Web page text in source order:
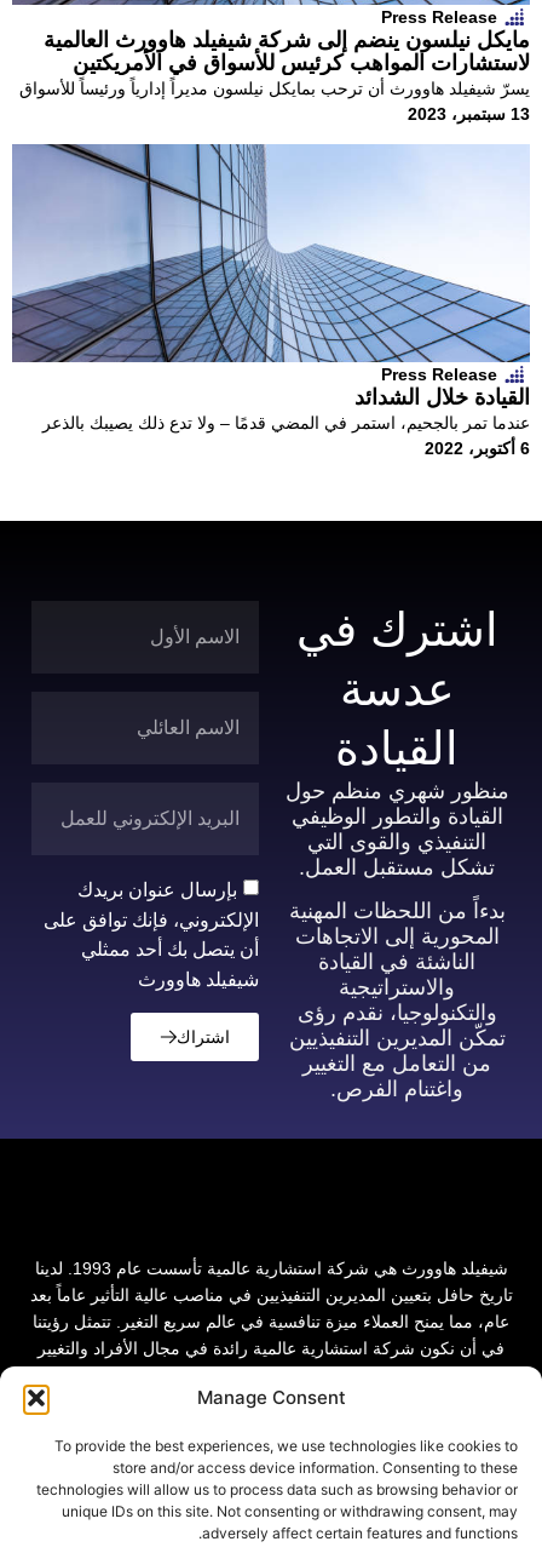
Manage Consent
To provide the best experiences, we use technologies like cookies to
store and/or access device information. Consenting to these
technologies will allow us to process data such as browsing behavior or
unique IDs on this site. Not consenting or withdrawing consent, may
adversely affect certain features and functions.
Press Release
مايكل نيلسون ينضم إلى شركة شيفيلد هاوورث العالمية
لاستشارات المواهب كرئيس للأسواق في الأمريكتين
يسرّ شيفيلد هاوورث أن ترحب بمايكل نيلسون مديراً إدارياً ورئيساً للأسواق
في الأمريكتين,
13 سبتمبر، 2023
Press Release
القيادة خلال الشدائد
عندما تمر بالجحيم، استمر في المضي قدمًا – ولا تدع ذلك يصيبك بالذعر
6 أكتوبر، 2022
اشترك في
عدسة
القيادة
منظور شهري منظم حول
القيادة والتطور الوظيفي
التنفيذي والقوى التي
تشكل مستقبل العمل.
بدءاً من اللحظات المهنية
المحورية إلى الاتجاهات
الناشئة في القيادة
والاستراتيجية
والتكنولوجيا، نقدم رؤى
تمكّن المديرين التنفيذيين
من التعامل مع التغيير
واغتنام الفرص.
بإرسال عنوان بريدك
الإلكتروني، فإنك توافق على
أن يتصل بك أحد ممثلي
شيفيلد هاوورث
اشتراك
شيفيلد هاوورث هي شركة استشارية عالمية تأسست عام 1993. لدينا
تاريخ حافل بتعيين المديرين التنفيذيين في مناصب عالية التأثير عاماً بعد
عام، مما يمنح العملاء ميزة تنافسية في عالم سريع التغير. تتمثل رؤيتنا
في أن نكون شركة استشارية عالمية رائدة في مجال الأفراد والتغيير